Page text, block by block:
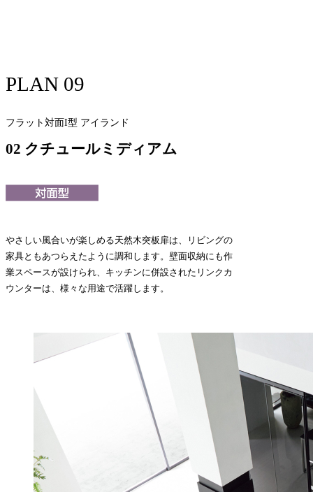
PLAN 09
フラット対面I型 アイランド
02 クチュールミディアム
やさしい風合いが楽しめる天然木突板扉は、リビングの
家具ともあつらえたように調和します。壁面収納にも作
業スペースが設けられ、キッチンに併設されたリンクカ
ウンターは、様々な用途で活躍します。